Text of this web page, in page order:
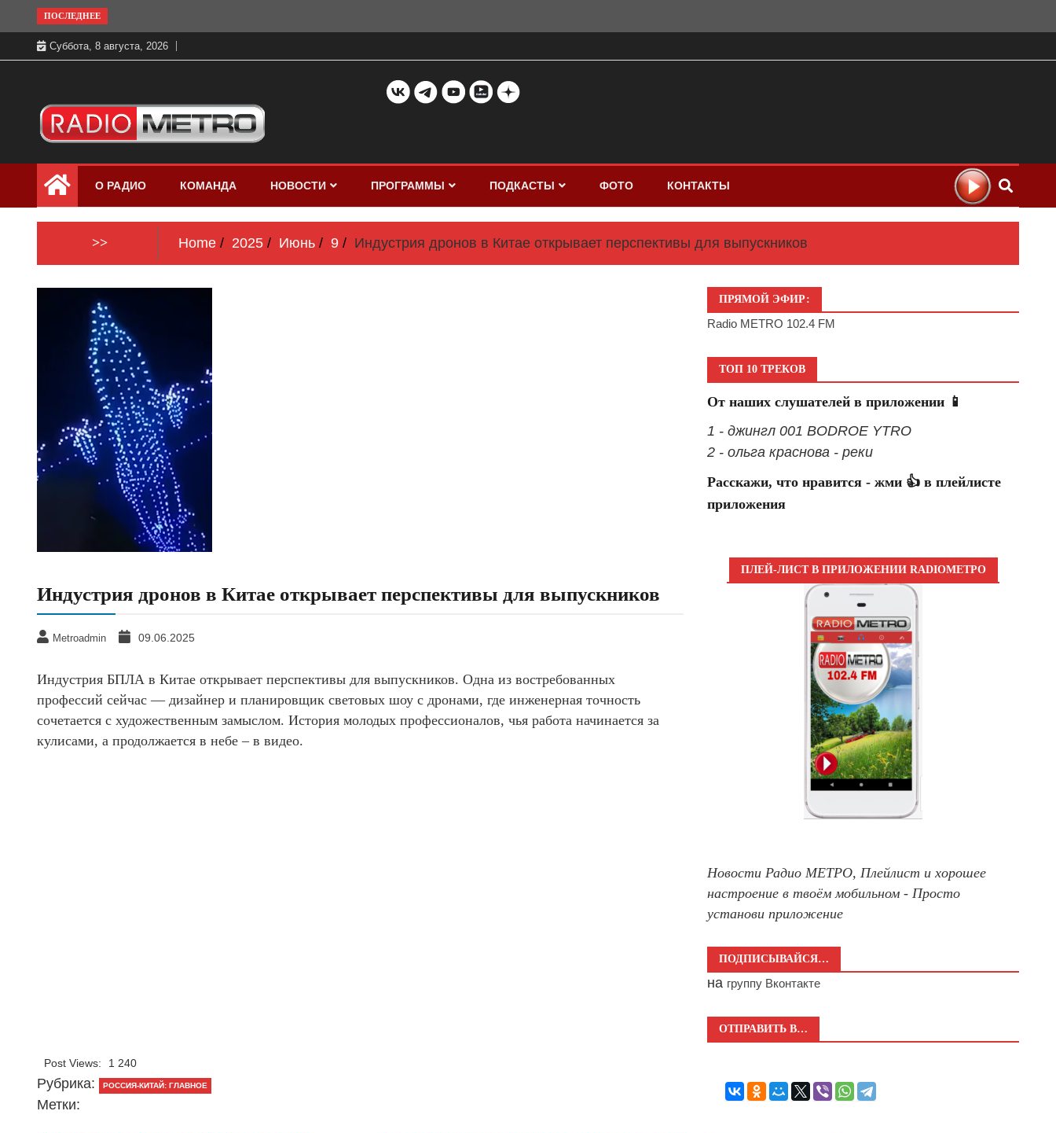
to
content
ПОСЛЕДНЕЕ
Суббота, 8 августа, 2026
Радио МЕТРО
бесплатно в хорошем качестве Санкт-
Петербург и Россия
О РАДИО КОМАНДА НОВОСТИ ПРОГРАММЫ ПОДКАСТЫ ФОТО КОНТАКТЫ
>> Home 2025 Июнь 9 Индустрия дронов в Китае открывает перспективы для выпускников
Индустрия дронов в Китае открывает перспективы для выпускников
Metroadmin 09.06.2025
Индустрия БПЛА в Китае открывает перспективы для выпускников. Одна из востребованных
профессий сейчас — дизайнер и планировщик световых шоу с дронами, где инженерная точность
сочетается с художественным замыслом. История молодых профессионалов, чья работа начинается за
кулисами, а продолжается в небе – в видео.
Post Views: 1 240
Рубрика: РОССИЯ-КИТАЙ: ГЛАВНОЕ
Метки:
ПРЯМОЙ ЭФИР:
Radio METRO 102.4 FM
ТОП 10 ТРЕКОВ
От наших слушателей в приложении 📱
1 - джингл 001 BODROE YTRO
2 - ольга краснова - реки
Расскажи, что нравится - жми 👍 в плейлисте
приложения
ПЛЕЙ-ЛИСТ В ПРИЛОЖЕНИИ RADIOМЕТРО
Новости Радио МЕТРО, Плейлист и хорошее
настроение в твоём мобильном - Просто
установи приложение
ПОДПИСЫВАЙСЯ…
на группу Вконтакте
ОТПРАВИТЬ В…